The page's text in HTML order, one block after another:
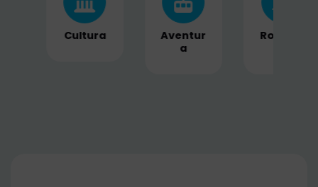
Aventur
Romanc
e
Naturez